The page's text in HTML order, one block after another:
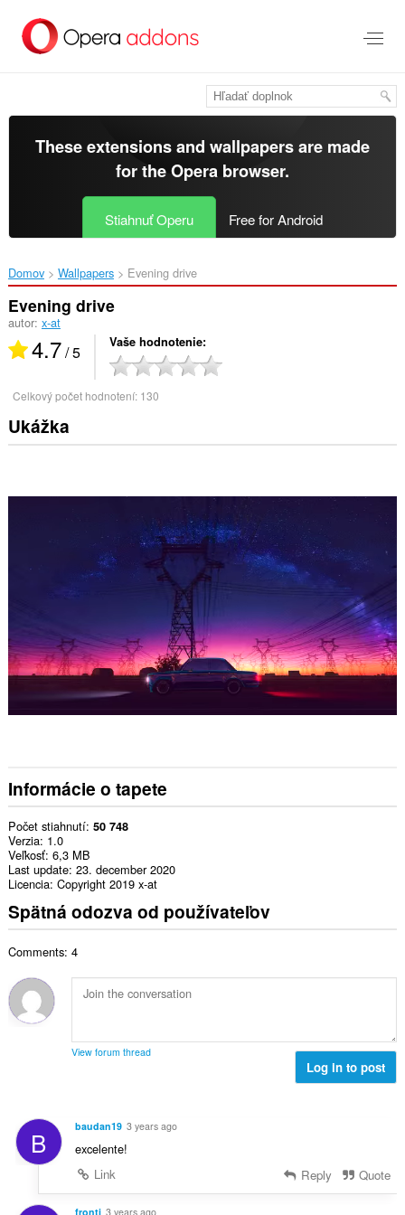
hlavný
These extensions and wallpapers are made
for theOpera browser.
Stiahnuť Operu Free for Android
Domov Wallpapers Evening drive‎
Evening drive
autor: x-at
4.7/ 5 Vaše hodnotenie
Celkový počet hodnotení: 130
Ukážka
Informácie o tapete
Počet stiahnutí 50 748
Verzia 1.0
Veľkosť 6,3 MB
Last update 23. december 2020
Licencia Copyright 2019 x-at
Spätná odozva od používateľov
Comments: 4
View forum thread
Log in to post
B baudan19 3 years ago
excelente!
Link
Reply Quote
fronti 3 years ago